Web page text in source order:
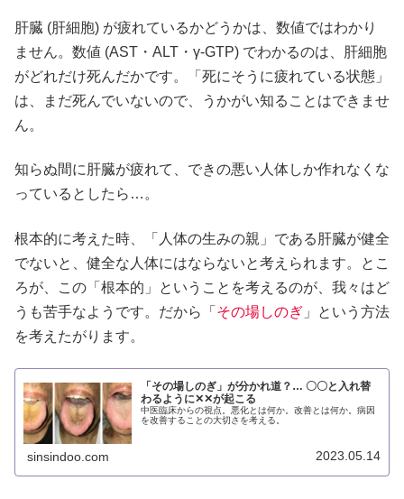
肝臓 (肝細胞) が疲れているかどうかは、数値ではわかり
ません。数値 (AST・ALT・γ-GTP) でわかるのは、肝細胞
がどれだけ死んだかです。「死にそうに疲れている状態」
は、まだ死んでいないので、うかがい知ることはできませ
ん。
知らぬ間に肝臓が疲れて、できの悪い人体しか作れなくな
っているとしたら…。
根本的に考えた時、「人体の生みの親」である肝臓が健全
でないと、健全な人体にはならないと考えられます。とこ
ろが、この「根本的」ということを考えるのが、我々はど
うも苦手なようです。だから「 その場しのぎ 」という方法
を考えたがります。
「その場しのぎ」が分かれ道？… 〇〇と入れ替
わるように✕✕が起こる
中医臨床からの視点。悪化とは何か。改善とは何か。病因
を改善することの大切さを考える。
sinsindoo.com 2023.05.14